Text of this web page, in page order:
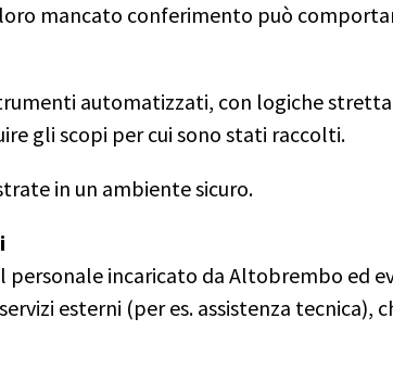
mancato conferimento può
automatizzati, con logiche
gli scopi per cui sono stati raccolti.
in un ambiente sicuro.
incaricato da Altobrembo ed
esterni (per es. assistenza